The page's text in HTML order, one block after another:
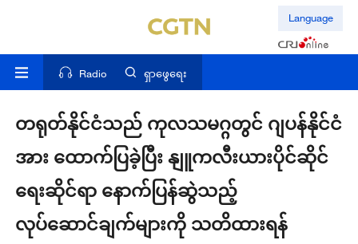
Language
Radio ရှာဖွေရေး
တရုတ်နိုင်ငံသည် ကုလသမဂ္ဂတွင် ဂျပန်နိုင်ငံ
အား ထောက်ပြခဲ့ပြီး နျူကလီးယားပိုင်ဆိုင်
ရေးဆိုင်ရာ နောက်ပြန်ဆွဲသည့်
လုပ်ဆောင်ချက်များကို သတိထားရန်